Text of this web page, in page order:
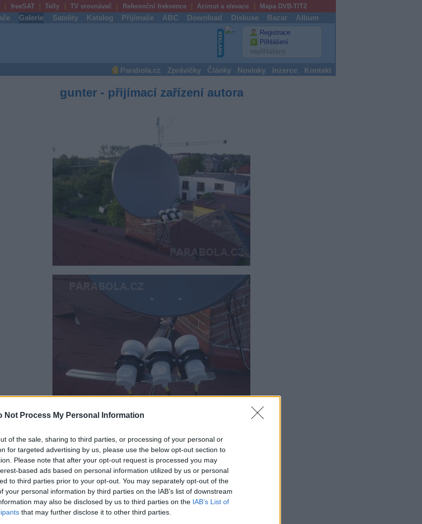
Not Process My Personal Information
of the sale, sharing to third parties, or processing of your personal or
for targeted advertising by us, please use the below opt-out section to
Please note that after your opt-out request is processed you may
based ads based on personal information utilized by us or personal
to third parties prior to your opt-out. You may separately opt-out of the
your personal information by third parties on the IAB’s list of downstream
may also be disclosed by us to third parties on the IAB’s List of
that may further disclose it to other third parties.
freeSAT Telly TV srovnávač Referenční frekvence Azimut a elevace Mapa DVB-T/T2
Galerie Satelity Katalog Přijímače ABC Download Diskuse Bazar Album
Registrace
Přihlášení
nepřihlášený
Parabola.cz Zprávičky Články Novinky Inzerce Kontakt
gunter - přijímací zařízení autora